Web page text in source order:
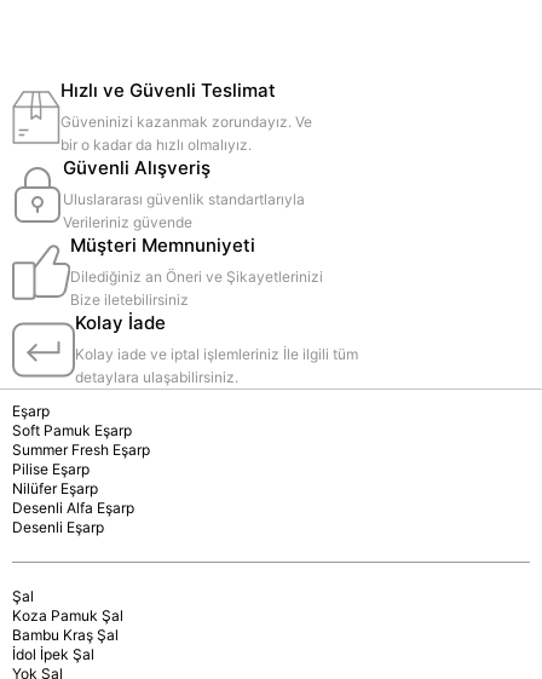
Hızlı ve Güvenli Teslimat
Güveninizi kazanmak zorundayız. Ve
bir o kadar da hızlı olmalıyız.
Güvenli Alışveriş
Uluslararası güvenlik standartlarıyla
Verileriniz güvende
Müşteri Memnuniyeti
Dilediğiniz an Öneri ve Şikayetlerinizi
Bize iletebilirsiniz
Kolay İade
Kolay iade ve iptal işlemleriniz İle ilgili tüm
detaylara ulaşabilirsiniz.
Eşarp
Soft Pamuk Eşarp
Summer Fresh Eşarp
Pilise Eşarp
Nilüfer Eşarp
Desenli Alfa Eşarp
Desenli Eşarp
Şal
Koza Pamuk Şal
Bambu Kraş Şal
İdol İpek Şal
Yok Şal